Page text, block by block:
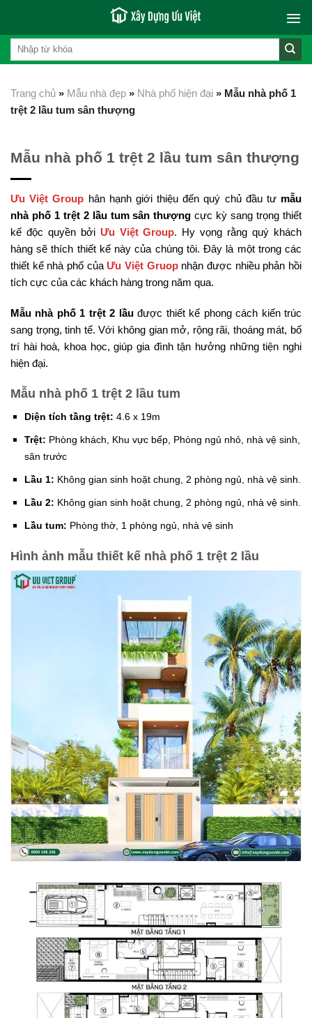
content
Trang chủ » Mẫu nhà đẹp » Nhà phố hiện đại » Mẫu nhà phố 1
trệt 2 lầu tum sân thượng
Mẫu nhà phố 1 trệt 2 lầu tum sân thượng
Ưu Việt Group hân hạnh giới thiệu đến quý chủ đầu tư mẫu
nhà phố 1 trệt 2 lầu tum sân thượngcực kỳ sang trọng thiết
kế độc quyền bởi Ưu Việt Group. Hy vọng rằng quý khách
hàng sẽ thích thiết kế này của chúng tôi. Đây là một trong các
thiết kế nhà phố của Ưu Việt Gruopnhận được nhiều phản hồi
tích cực của các khách hàng trong năm qua.
Mẫu nhà phố 1 trệt 2 lầuđược thiết kế phong cách kiến trúc
sang trọng, tinh tế. Với không gian mở, rộng rãi, thoáng mát, bố
trí hài hoà, khoa học, giúp gia đình tận hưởng những tiện nghi
hiện đại.
Mẫu nhà phố 1 trệt 2 lầu tum
Diện tích tầng trệt: 4.6 x 19m
Trệt: Phòng khách, Khu vực bếp, Phòng ngủ nhỏ, nhà vệ sinh,
sân trước
Lầu 1: Không gian sinh hoặt chung, 2 phòng ngủ, nhà vệ sinh.
Lầu 2: Không gian sinh hoặt chung, 2 phòng ngủ, nhà vệ sinh.
Lầu tum: Phòng thờ, 1 phòng ngủ, nhà vệ sinh
Hình ảnh mẫu thiết kế nhà phố 1 trệt 2 lầu